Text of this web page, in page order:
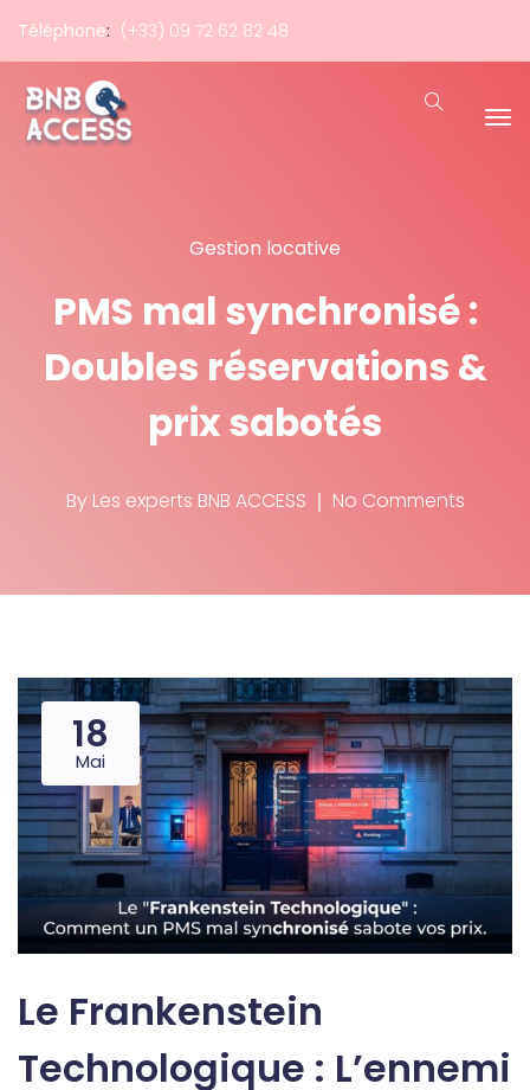
Téléphone: (+33) 09 72 62 82 48
Gestion locative
PMS mal synchronisé :
Doubles réservations &
prix sabotés
By Les experts BNB ACCESS No Comments
18
Mai
Le Frankenstein
Technologique : L’ennemi